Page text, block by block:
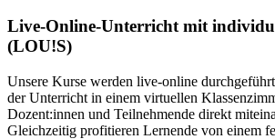
Live-​Online-Unterricht mit
(LOU!S)
Unsere Kurse werden live-online
der Unterricht in einem virtuellen
Dozent:innen und Teilnehmende direkt
Gleichzeitig profitieren Lernende von einem